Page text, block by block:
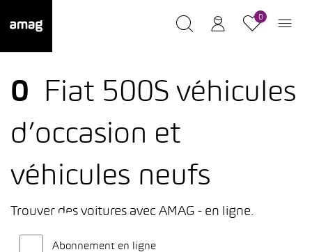
0
0
Fiat 500S véhicules
d’occasion et
véhicules neufs
Trouver des voitures avec AMAG - en ligne.
Abonnement en ligne